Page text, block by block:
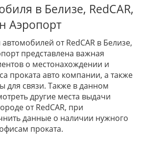
в Белизе, RedCAR,
Аэропорт
от RedCAR в Белизе,
представлена важная
о местонахождении и
проката авто компании, а также
для связи. Также в данном
другие места выдачи
от RedCAR, при
данные о наличии нужного
проката.